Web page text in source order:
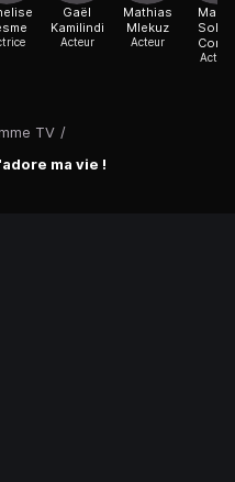
TV /
ma vie !
Gaël
Kamilindi
Acteur
Mathias
Mlekuz
Acteur
Actrice